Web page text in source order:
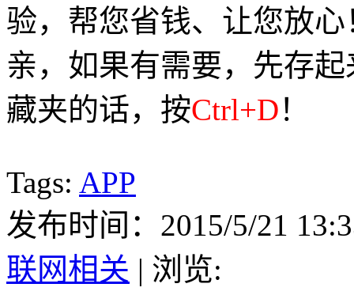
验，帮您省钱、让您放心
亲，如果有需要，先存
藏夹的话，按Ctrl+D！
Tags: APP
发布时间：2015/5/21
联网相关 | 浏览: